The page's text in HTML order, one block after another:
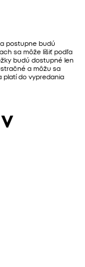
postupne budú
sa môže líšiť podľa
budú dostupné len
a môžu sa
platí do vypredania